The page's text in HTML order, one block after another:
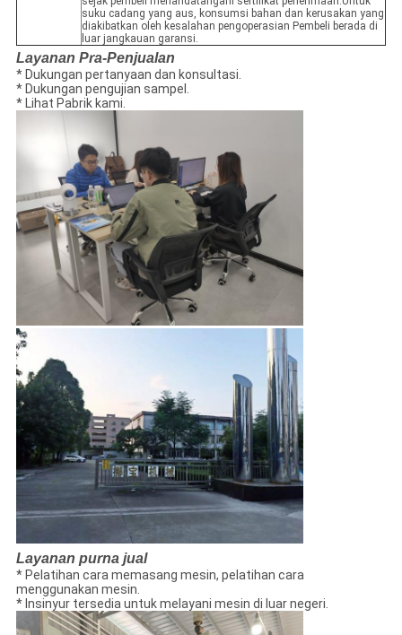
suku cadang yang aus, konsumsi bahan dan kerusakan yang
diakibatkan oleh kesalahan pengoperasian Pembeli berada di
luar jangkauan garansi.
Layanan Pra-Penjualan
* Dukungan pertanyaan dan konsultasi.
* Dukungan pengujian sampel.
* Lihat Pabrik kami.
Layanan purna jual
* Pelatihan cara memasang mesin, pelatihan cara
menggunakan mesin.
* Insinyur tersedia untuk melayani mesin di luar negeri.